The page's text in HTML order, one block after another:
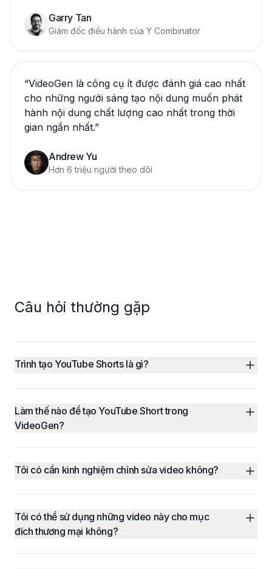
Garry Tan
Giám đốc điều hành của Y Combinator
“VideoGen là công cụ ít được đánh giá cao nhất
cho những người sáng tạo nội dung muốn phát
hành nội dung chất lượng cao nhất trong thời
gian ngắn nhất.”
Andrew Yu
Hơn 6 triệu người theo dõi
Câu hỏi thường gặp
Trình tạo YouTube Shorts là gì?
Làm thế nào để tạo YouTube Short trong
VideoGen?
Tôi có cần kinh nghiệm chỉnh sửa video không?
Tôi có thể sử dụng những video này cho mục
đích thương mại không?